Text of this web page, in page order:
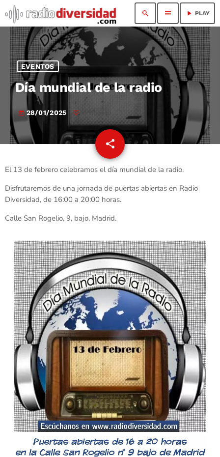
search menu play_arrow PLAY
EVENTOS
Día mundial de la radio
today 28/01/2025
share
email
El 13 de febrero celebramos el día mundial de la radio.
Disfrutaremos de una jornada de puertas abiertas en Radio
Diversidad, de 16:00 a 20:00 horas.
Calle San Rogelio, 9, bajo. Madrid.